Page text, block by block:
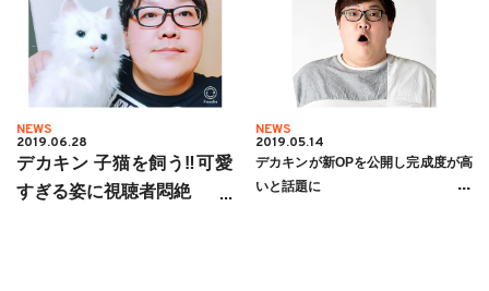
NEWS
2019.06.28
デカキン 子猫を飼う‼︎可愛
すぎる姿に視聴者悶絶
NEWS
2019.05.14
デカキンが新OPを公開し完成度が高
いと話題に